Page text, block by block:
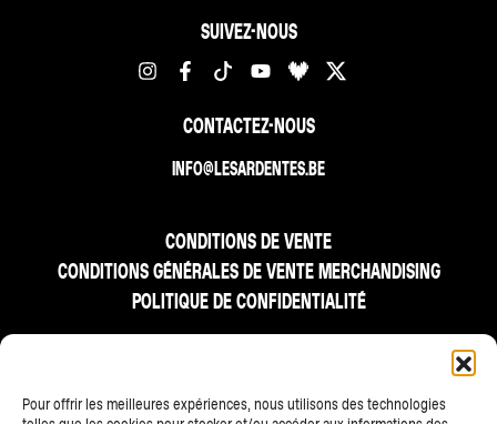
Pour offrir les meilleures expériences, nous utilisons des technologies
SUIVEZ-NOUS
CONTACTEZ-NOUS
INFO@LESARDENTES.BE
CONDITIONS DE VENTE
CONDITIONS GÉNÉRALES DE VENTE MERCHANDISING
POLITIQUE DE CONFIDENTIALITÉ